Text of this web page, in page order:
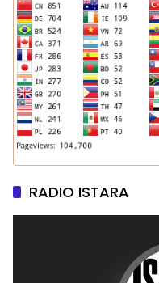
RADIO ISTARA